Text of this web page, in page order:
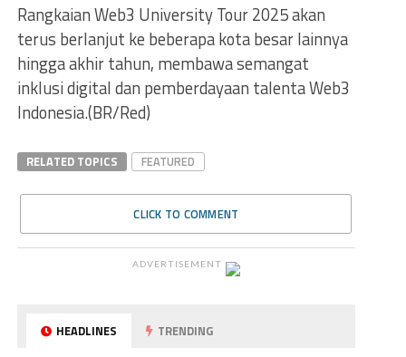
Rangkaian Web3 University Tour 2025 akan
terus berlanjut ke beberapa kota besar lainnya
hingga akhir tahun, membawa semangat
inklusi digital dan pemberdayaan talenta Web3
Indonesia.(BR/Red)
RELATED TOPICS FEATURED
CLICK TO COMMENT
ADVERTISEMENT
HEADLINES TRENDING